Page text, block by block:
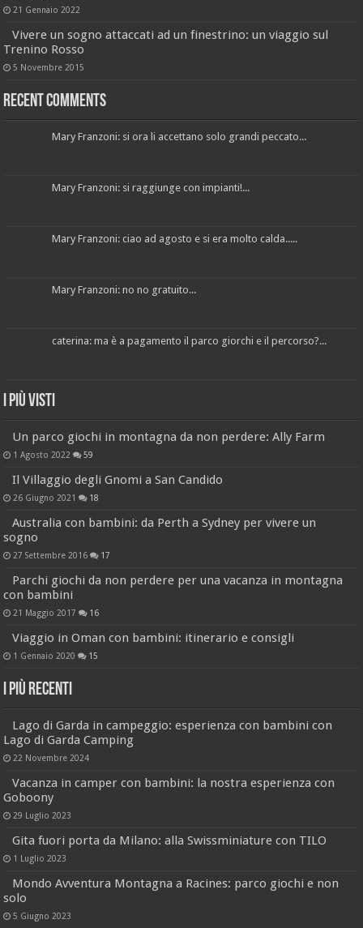
21 Gennaio 2022
Vivere un sogno attaccati ad un finestrino: un viaggio sul
Trenino Rosso
5 Novembre 2015
Recent Comments
Mary Franzoni: si ora li accettano solo grandi peccato...
Mary Franzoni: si raggiunge con impianti!...
Mary Franzoni: ciao ad agosto e si era molto calda.....
Mary Franzoni: no no gratuito...
caterina: ma è a pagamento il parco giorchi e il percorso?...
I più visti
Un parco giochi in montagna da non perdere: Ally Farm
1 Agosto 2022 59
Il Villaggio degli Gnomi a San Candido
26 Giugno 2021 18
Australia con bambini: da Perth a Sydney per vivere un
sogno
27 Settembre 2016 17
Parchi giochi da non perdere per una vacanza in montagna
con bambini
21 Maggio 2017 16
Viaggio in Oman con bambini: itinerario e consigli
1 Gennaio 2020 15
I più recenti
Lago di Garda in campeggio: esperienza con bambini con
Lago di Garda Camping
22 Novembre 2024
Vacanza in camper con bambini: la nostra esperienza con
Goboony
29 Luglio 2023
Gita fuori porta da Milano: alla Swissminiature con TILO
1 Luglio 2023
Mondo Avventura Montagna a Racines: parco giochi e non
solo
5 Giugno 2023